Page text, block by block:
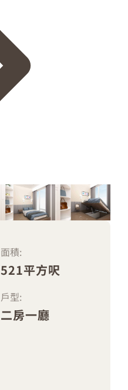
面積:
521平方呎
戶型:
二房一廳